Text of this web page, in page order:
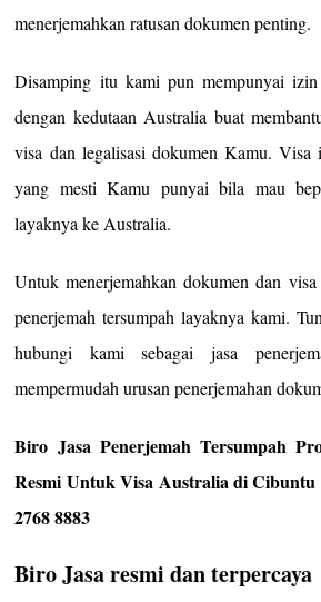
menerjemahkan ratusan dokumen penting.
Disamping itu kami pun mempunyai
dengan kedutaan Australia buat
visa dan legalisasi dokumen Kamu. Visa
yang mesti Kamu punyai bila mau
layaknya ke Australia.
Untuk menerjemahkan dokumen dan
penerjemah tersumpah layaknya kami.
hubungi kami sebagai jasa
mempermudah urusan penerjemahan
Biro Jasa Penerjemah Tersumpah
Resmi Untuk Visa Australia di Cibuntu
2768 8883
Biro Jasa resmi dan terpercaya